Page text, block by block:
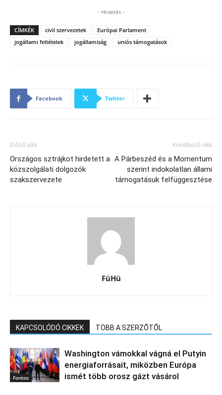
- Hirdetés -
CÍMKÉK civil szervezetek
Európai Parlament
jogállami feltételek
jogállamiság uniós támogatások
Facebook Twitter
Előző cikk
Országos sztrájkot hirdetett a
közszolgálati dolgozók
szakszervezete
Következő cikk
A Párbeszéd és a Momentum
szerint indokolatlan állami
támogatásuk felfüggesztése
FüHü
KAPCSOLÓDÓ CIKKEK TÖBB A SZERZŐTŐL
Fontos
Washington vámokkal vágná el Putyin
energiaforrásait, miközben Európa
ismét több orosz gázt vásárol